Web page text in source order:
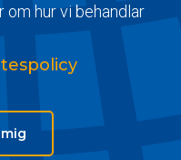
hur vi behandlar